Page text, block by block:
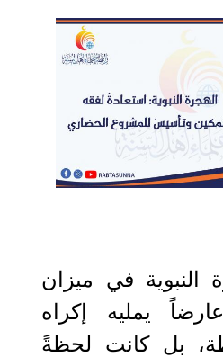
النبوية في ميزان
يمليه إكراه
بل كانت لحظةً